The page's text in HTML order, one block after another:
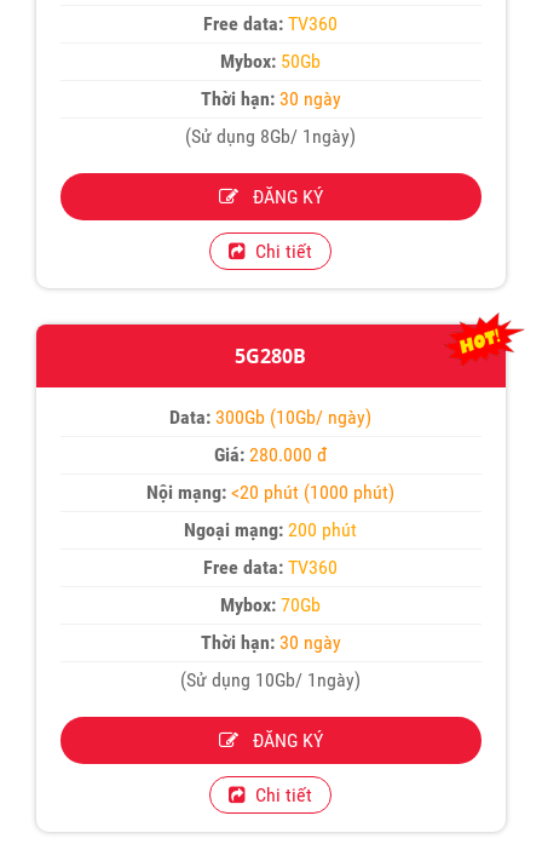
Free data: TV360
Mybox: 50Gb
Thời hạn:30 ngày
(Sử dụng 8Gb/ 1ngày)
ĐĂNG KÝ
Chi tiết
5G280B
Data: 300Gb (10Gb/ ngày)
Giá:280.000 đ
Nội mạng: <20 phút (1000 phút)
Ngoại mạng: 200 phút
Free data: TV360
Mybox: 70Gb
Thời hạn:30 ngày
(Sử dụng 10Gb/ 1ngày)
ĐĂNG KÝ
Chi tiết